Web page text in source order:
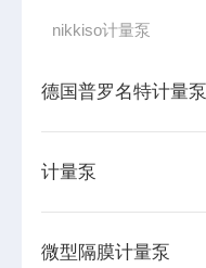
nikkiso计量泵
德国普罗名特计量泵
计量泵
微型隔膜计量泵